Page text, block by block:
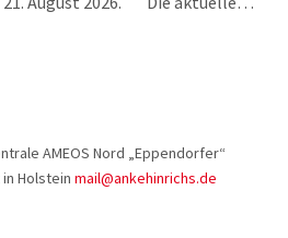
AMEOS Nord „Eppendorfer“
Holstein mail@ankehinrichs.de